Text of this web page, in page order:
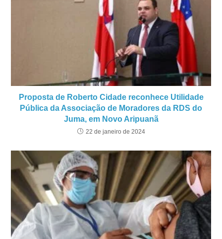
Proposta de Roberto Cidade reconhece Utilidade
Pública da Associação de Moradores da RDS do
Juma, em Novo Aripuanã
22 de janeiro de 2024